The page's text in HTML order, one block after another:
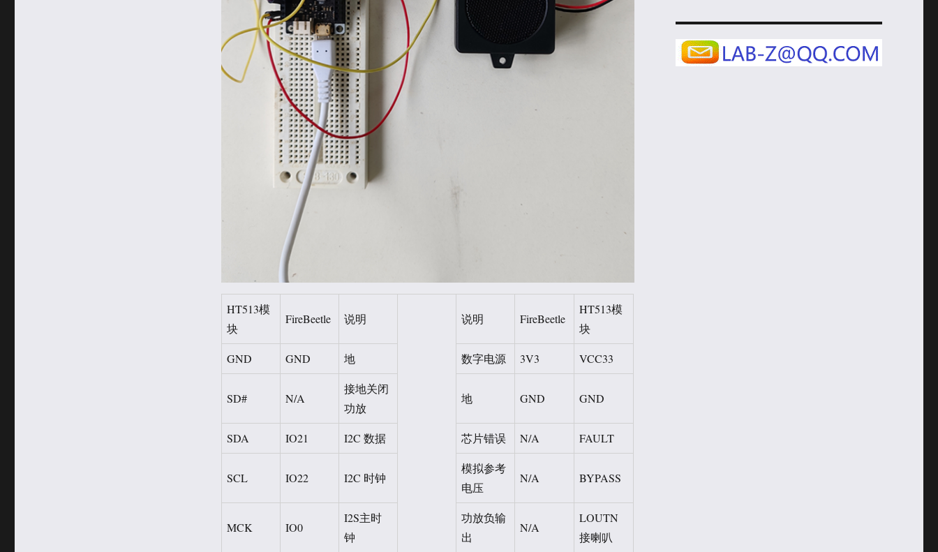
HT513模
块
FireBeetle 说明 说明 FireBeetle
HT513模
块
GND GND 地 数字电源 3V3 VCC33
SD# N/A
接地关闭
功放
地 GND GND
SDA IO21 I2C 数据 芯片错误 N/A FAULT
SCL IO22 I2C 时钟
模拟参考
电压
N/A BYPASS
MCK IO0
I2S主时
钟
功放负输
出
N/A
LOUTN
接喇叭